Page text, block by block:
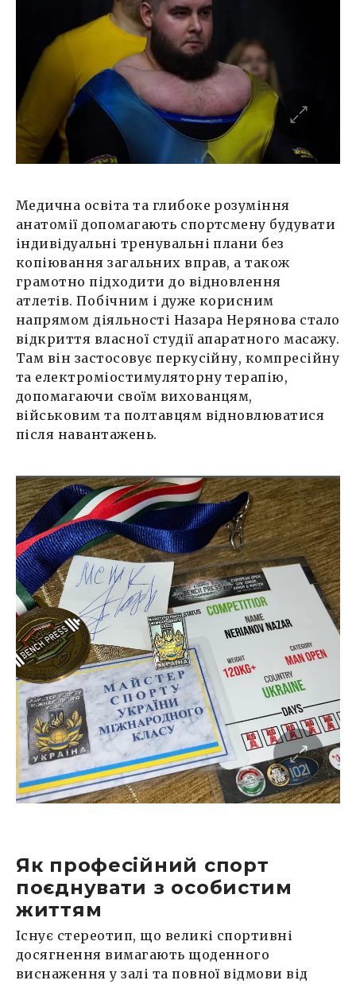
Медична освіта та глибоке розуміння
анатомії допомагають спортсмену будувати
індивідуальні тренувальні плани без
копіювання загальних вправ, а також
грамотно підходити до відновлення
атлетів. Побічним і дуже корисним
напрямом діяльності Назара Нерянова стало
відкриття власної студії апаратного масажу.
Там він застосовує перкусійну, компресійну
та електроміостимуляторну терапію,
допомагаючи своїм вихованцям,
військовим та полтавцям відновлюватися
після навантажень.
Як професійний спорт
поєднувати з особистим
життям
Існує стереотип, що великі спортивні
досягнення вимагають щоденного
виснаження у залі та повної відмови від